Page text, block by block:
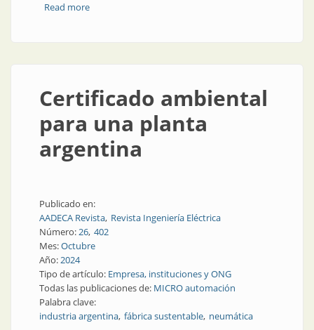
Read moreabout Capacitación práctica: tecnología a domicilio
Certificado ambiental
para una planta
argentina
Publicado en:
AADECA Revista Revista Ingeniería Eléctrica
Número:26 402
Mes:Octubre
Año:2024
Tipo de artículo: Empresa, instituciones y ONG
Todas las publicaciones de: MICRO automación
Palabra clave:
industria argentina fábrica sustentable neumática